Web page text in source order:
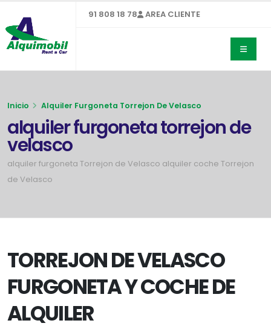
91 808 18 78 AREA CLIENTE
Inicio Alquiler Furgoneta Torrejon De Velasco
alquiler furgoneta torrejon de
velasco
alquiler furgoneta Torrejon de Velasco alquiler coche Torrejon
de Velasco
TORREJON DE VELASCO
FURGONETA Y COCHE DE
ALQUILER